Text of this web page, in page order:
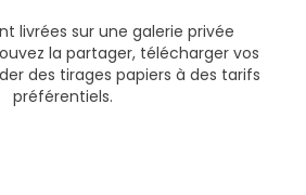
livrées sur une galerie privée
la partager, télécharger vos
des tirages papiers à des tarifs
préférentiels.